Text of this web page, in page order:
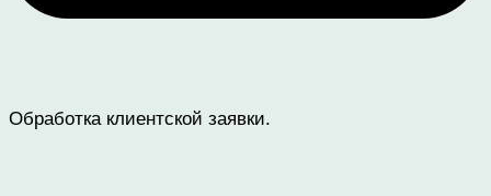
Обработка клиентской заявки.